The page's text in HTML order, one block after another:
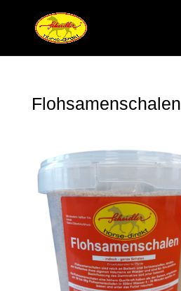
Flohsamenschalen